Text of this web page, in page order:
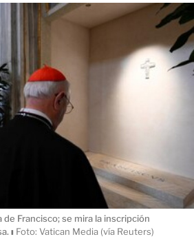
Francisco; se mira la inscripción
ı Foto: Vatican Media (vía Reuters)